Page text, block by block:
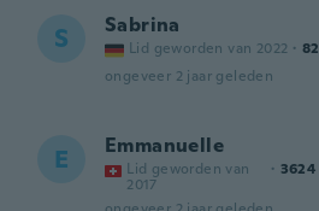
S Sabrina
Lid geworden van 2022 · 82
ongeveer 2 jaar geleden
E Emmanuelle
Lid geworden van
2017
· 3624